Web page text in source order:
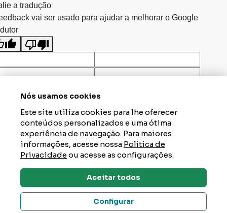
Dúvidas? Tire Aqui
Nós usamos cookies
Este site utiliza cookies para lhe oferecer
conteúdos personalizados e uma ótima
experiência de navegação. Para maiores
informações, acesse nossa Política de
Privacidadeou acesse as configurações.
Aceitar todos
Configurar
a tradução
vai ser usado para ajudar a melhorar o Google